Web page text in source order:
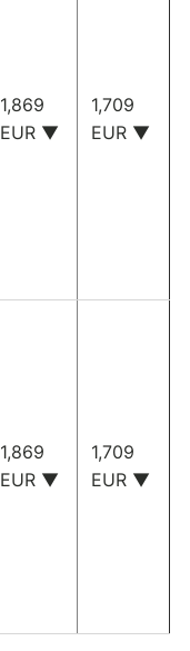
1,869
EUR ▼
1,709
EUR ▼
1,869
EUR ▼
1,709
EUR ▼